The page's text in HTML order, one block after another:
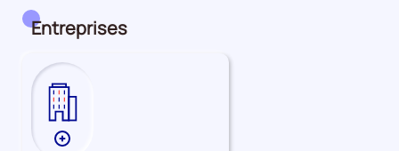
Entreprises
Plus